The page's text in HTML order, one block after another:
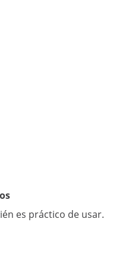
es práctico de usar.